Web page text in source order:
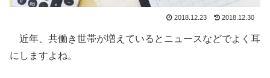
2018.12.23 2018.12.30
近年、共働き世帯が増えているとニュースなどでよく耳
にしますよね。